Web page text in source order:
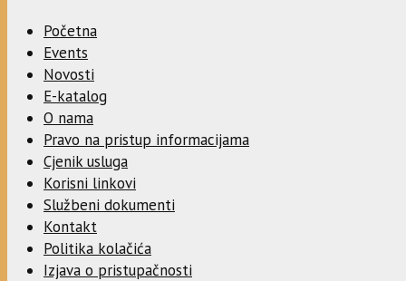
Početna
Events
Novosti
E-katalog
O nama
Pravo na pristup informacijama
Cjenik usluga
Korisni linkovi
Službeni dokumenti
Kontakt
Politika kolačića
Izjava o pristupačnosti